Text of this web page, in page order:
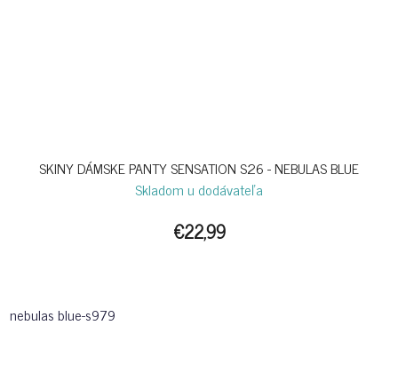
SKINY DÁMSKE PANTY SENSATION S26 - NEBULAS BLUE
Skladom u dodávateľa
€22,99
nebulas blue-s979